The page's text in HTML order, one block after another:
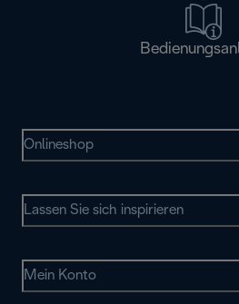
Onlineshop
Lassen Sie sich inspirieren
Mein Konto